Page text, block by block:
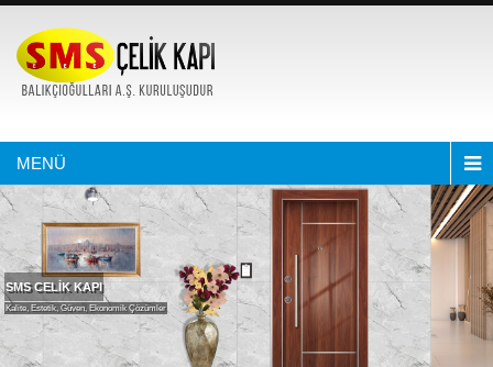
MENÜ
SMS CELİK KAPI
Kalite, Estetik, Güven, Ekonomik Çözümler